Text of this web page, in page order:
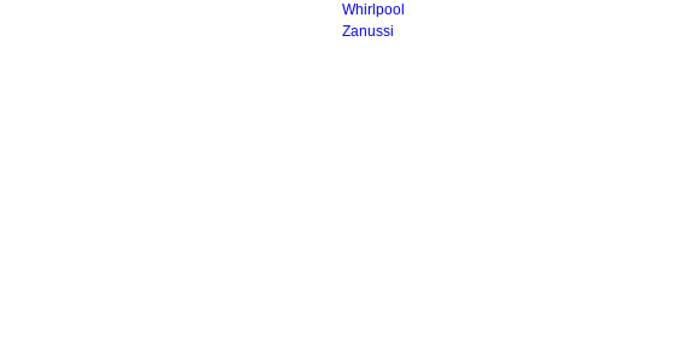
Whirlpool
Zanussi